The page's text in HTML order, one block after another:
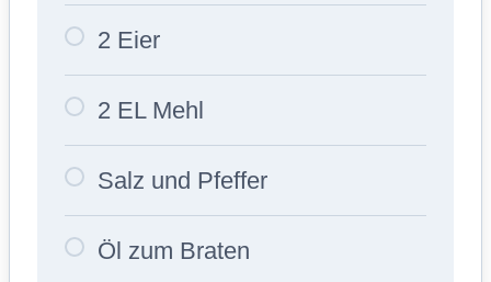
2 Eier
2 EL Mehl
Salz und Pfeffer
Öl zum Braten